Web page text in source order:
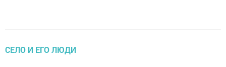
СЕЛО И ЕГО ЛЮДИ